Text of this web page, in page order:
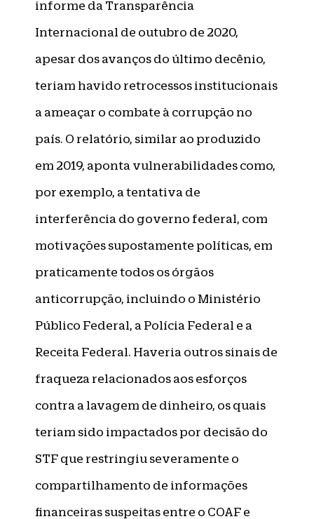
informe da Transparência
Internacional de outubro de 2020,
apesar dos avanços do último decênio,
teriam havido retrocessos institucionais
a ameaçar o combate à corrupção no
país. O relatório, similar ao produzido
em 2019, aponta vulnerabilidades como,
por exemplo, a tentativa de
interferência do governo federal, com
motivações supostamente políticas, em
praticamente todos os órgãos
anticorrupção, incluindo o Ministério
Público Federal, a Polícia Federal e a
Receita Federal. Haveria outros sinais de
fraqueza relacionados aos esforços
contra a lavagem de dinheiro, os quais
teriam sido impactados por decisão do
STF que restringiu severamente o
compartilhamento de informações
financeiras suspeitas entre o COAF e